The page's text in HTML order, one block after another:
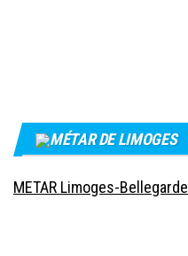
MÉTAR DE LIMOGES
METAR Limoges-Bellegarde